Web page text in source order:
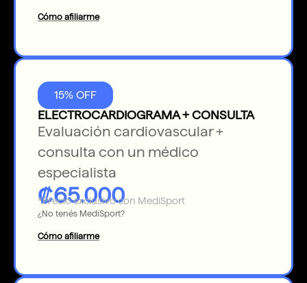
Cómo afiliarme
15% OFF
ELECTROCARDIOGRAMA + CONSULTA
Evaluación cardiovascular +
consulta con un médico
especialista
₡65.000
*Precio exclusivo con MediSport
¿No tenés MediSport?
Cómo afiliarme